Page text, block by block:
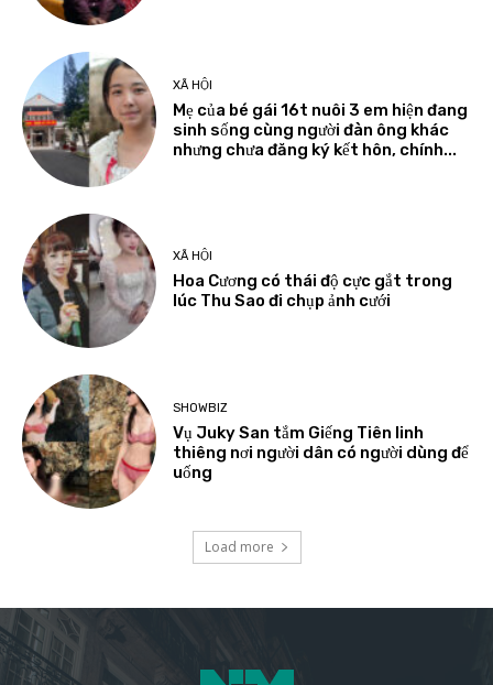
XÃ HỘI
Mẹ của bé gái 16t nuôi 3 em hiện đang
sinh sống cùng người đàn ông khác
nhưng chưa đăng ký kết hôn, chính...
XÃ HỘI
Hoa Cương có thái độ cực gắt trong
lúc Thu Sao đi chụp ảnh cưới
SHOWBIZ
Vụ Juky San tắm Giếng Tiên linh
thiêng nơi người dân có người dùng để
uống
Load more